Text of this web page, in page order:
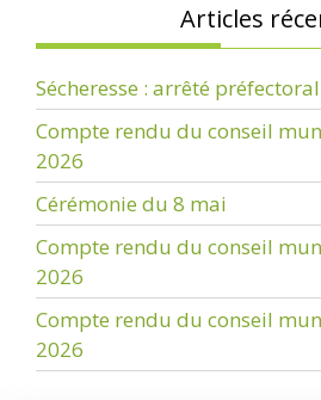
Articles
Sécheresse : arrêté
Compte rendu du conseil
2026
Cérémonie du 8 mai
Compte rendu du conseil
2026
Compte rendu du conseil
2026